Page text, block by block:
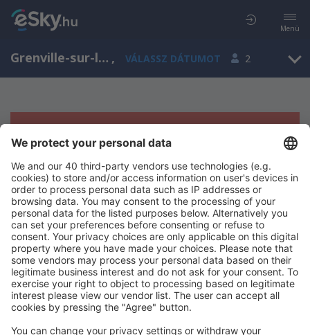
Menü
Grenville-sur-la-Rouge, Québec, Kanada , VÁLASSZ DÁTUMOT 2
Sajnos semmilyen eredménnyel nem
szolgálhatunk.
Próbáld meg még egyszer más kritériumot kiválasztva
Copyright © eSky.hu Minden jog fenntartva.